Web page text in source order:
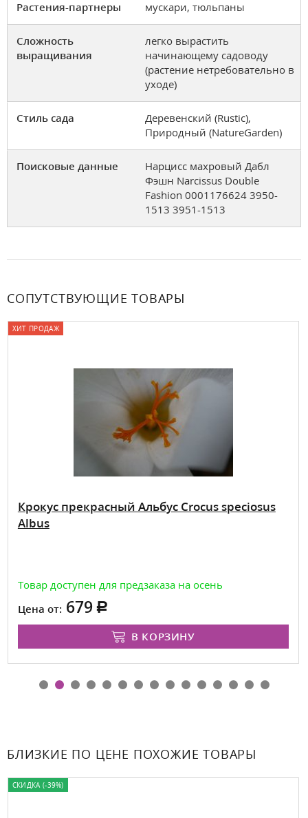
Растения-партнеры мускари, тюльпаны
Сложность
выращивания
легко вырастить
начинающему садоводу
(растение нетребовательно в
уходе)
Стиль сада
Деревенский (Rustic),
Природный (NatureGarden)
Поисковые данные
Нарцисс махровый Дабл
Фэшн Narcissus Double
Fashion 0001176624 3950-
1513 3951-1513
СОПУТСТВУЮЩИЕ ТОВАРЫ
ХИТ ПРОДАЖ
Крокус прекрасный Альбус Crocus speciosus
Albus
Товар доступен для предзаказа на осень
Цена от: 679
В КОРЗИНУ
БЛИЗКИЕ ПО ЦЕНЕ ПОХОЖИЕ ТОВАРЫ
СКИДКА (-39%)